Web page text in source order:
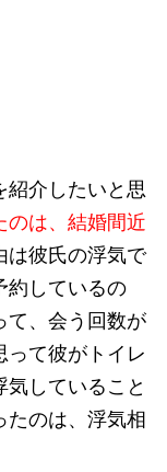
紹介したいと思
のは、結婚間近
は彼氏の浮気で
約しているの
て、会う回数が
って彼がトイレ
していること
たのは、浮気相